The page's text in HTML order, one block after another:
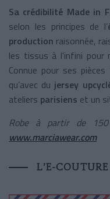
Sa crédibilité Made in
selon les principes de l’
production raisonnée,
les tissus à l'infini pour
Connue pour ses pièces
qu’avec du jersey
ateliers parisiens et un
Robe à partir de
www.marciawear.com
L’E-